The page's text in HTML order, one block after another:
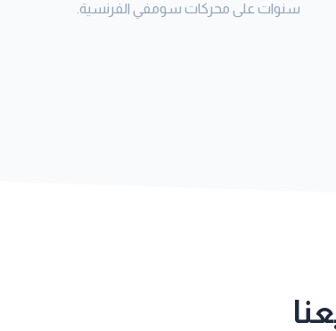
سنوات على محركات سومفي الفرنسية.